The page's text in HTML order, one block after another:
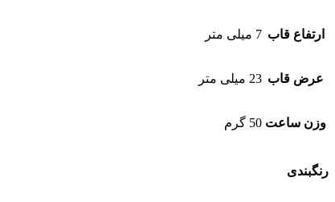
ارتفاع قاب 7 میلی متر
عرض قاب 23 میلی متر
وزن ساعت 50 گرم
رنگبندی